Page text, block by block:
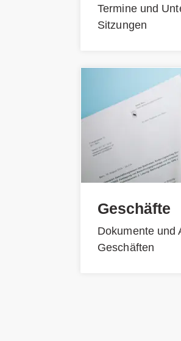
Termine und
Sitzungen
Geschäfte
Dokumente und
Geschäften